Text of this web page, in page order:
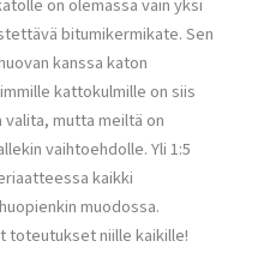
on olemassa vain yksi
bitumikermikate. Sen
kanssa katon
kattokulmille on siis
mutta meiltä on
vaihtoehdolle. Yli 1:5
kaikki
muodossa.
toteutukset niille kaikille!